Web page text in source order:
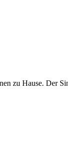
zu Hause. Der